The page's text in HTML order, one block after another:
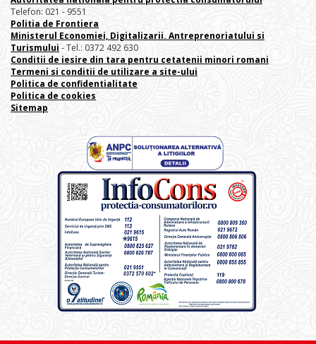
Telefon: 021 - 9551
Politia de Frontiera
Ministerul Economiei, Digitalizarii. Antreprenoriatului si
Turismului - Tel.: 0372 492 630
Conditii de iesire din tara pentru cetatenii minori romani
Termeni si conditii de utilizare a site-ului
Politica de confidentialitate
Politica de cookies
Sitemap